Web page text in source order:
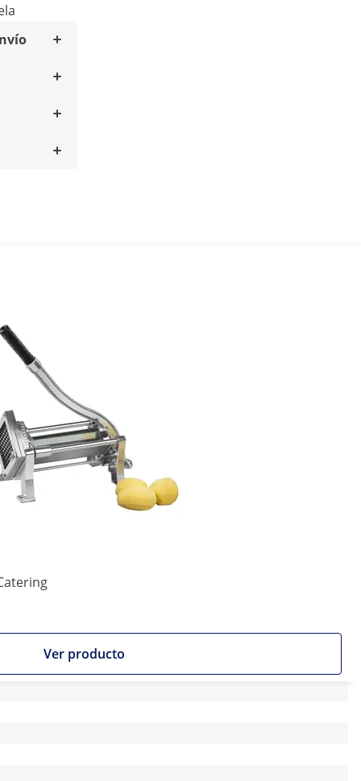
Ver producto